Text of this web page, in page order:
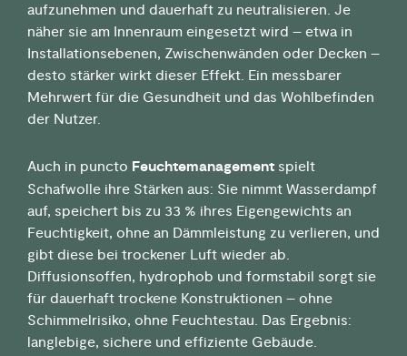
aufzunehmen und dauerhaft zu neutralisieren. Je
näher sie am Innenraum eingesetzt wird – etwa in
Installationsebenen, Zwischenwänden oder Decken –
desto stärker wirkt dieser Effekt. Ein messbarer
Mehrwert für die Gesundheit und das Wohlbefinden
der Nutzer.
Auch in puncto Feuchtemanagement spielt
Schafwolle ihre Stärken aus: Sie nimmt Wasserdampf
auf, speichert bis zu 33 % ihres Eigengewichts an
Feuchtigkeit, ohne an Dämmleistung zu verlieren, und
gibt diese bei trockener Luft wieder ab.
Diffusionsoffen, hydrophob und formstabil sorgt sie
für dauerhaft trockene Konstruktionen – ohne
Schimmelrisiko, ohne Feuchtestau. Das Ergebnis:
langlebige, sichere und effiziente Gebäude.